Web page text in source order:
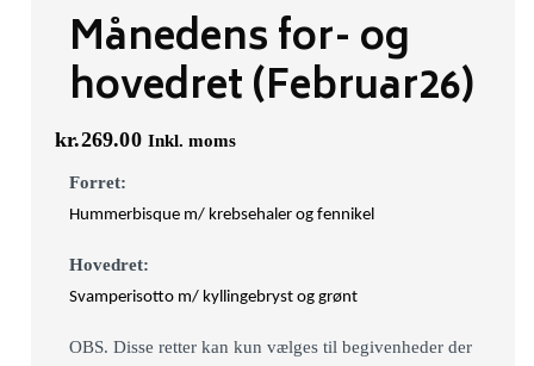
Månedens for- og
hovedret (Februar26)
kr.269.00 Inkl. moms
Forret:
Hummerbisque m/ krebsehaler og fennikel
Hovedret:
Svamperisotto m/ kyllingebryst og grønt
OBS. Disse retter kan kun vælges til begivenheder der